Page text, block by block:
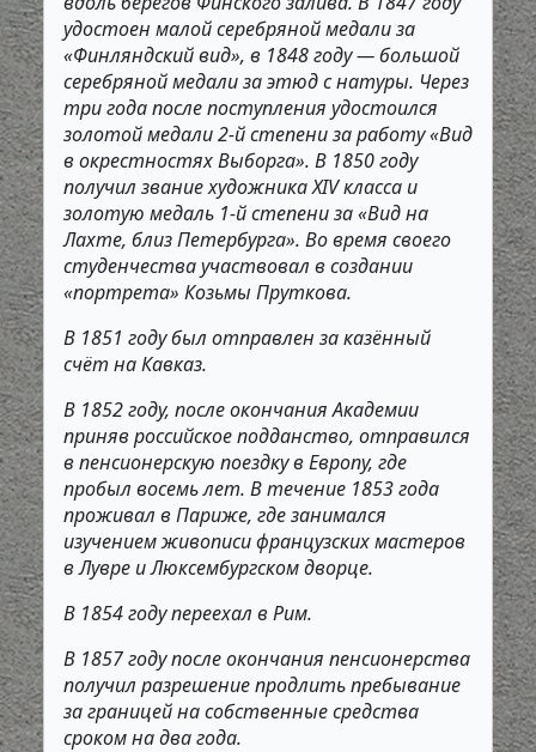
удостоен малой серебряной медали за
«Финляндский вид», в 1848 году — большой
серебряной медали за этюд с натуры. Через
три года после поступления удостоился
золотой медали 2-й степени за работу «Вид
в окрестностях Выборга». В 1850 году
получил звание художника XIV класса и
золотую медаль 1-й степени за «Вид на
Лахте, близ Петербурга». Во время своего
студенчества участвовал в создании
«портрета» Козьмы Пруткова.
В 1851 году был отправлен за казённый
счёт на Кавказ.
В 1852 году, после окончания Академии
приняв российское подданство, отправился
в пенсионерскую поездку в Европу, где
пробыл восемь лет. В течение 1853 года
проживал в Париже, где занимался
изучением живописи французских мастеров
в Лувре и Люксембургском дворце.
В 1854 году переехал в Рим.
В 1857 году после окончания пенсионерства
получил разрешение продлить пребывание
за границей на собственные средства
сроком на два года.